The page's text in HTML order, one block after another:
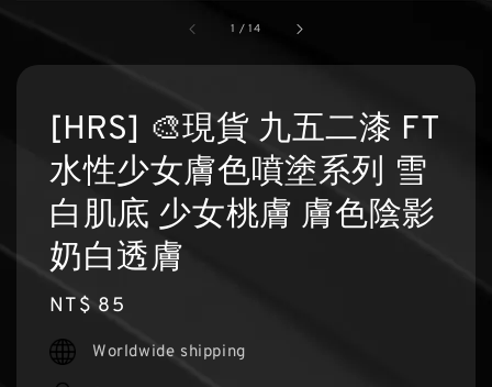
1 /14
[HRS] 🎨現貨 九五二漆 FT
水性少女膚色噴塗系列 雪
白肌底 少女桃膚 膚色陰影
奶白透膚
Regular
price
NT$ 85
Worldwide shipping